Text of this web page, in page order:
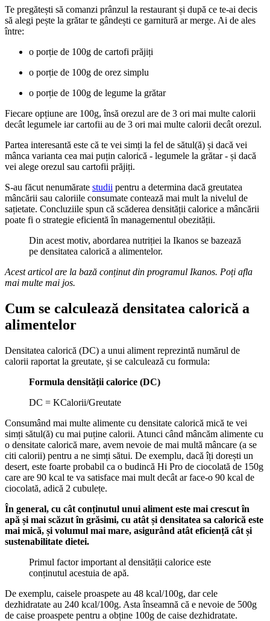
Te pregătești să comanzi prânzul la restaurant și după ce te-ai decis
să alegi pește la grătar te gândești ce garnitură ar merge. Ai de ales
între:
o porție de 100g de cartofi prăjiți
o porție de 100g de orez simplu
o porție de 100g de legume la grătar
Fiecare opțiune are 100g, însă orezul are de 3 ori mai multe calorii
decât legumele iar cartofii au de 3 ori mai multe calorii decât orezul.
Partea interesantă este că te vei simți la fel de sătul(ă) și dacă vei
mânca varianta cea mai puțin calorică - legumele la grătar - și dacă
vei alege orezul sau cartofii prăjiți.
S-au făcut nenumărate studii pentru a determina dacă greutatea
mâncării sau caloriile consumate contează mai mult la nivelul de
sațietate. Concluziile spun că scăderea densității calorice a mâncării
poate fi o strategie eficientă în managementul obezității.
Din acest motiv, abordarea nutriției la Ikanos se bazează
pe densitatea calorică a alimentelor.
Acest articol are la bază conținut din programul Ikanos. Poți afla
mai multe mai jos.
Cum se calculează densitatea calorică a
alimentelor
Densitatea calorică (DC) a unui aliment reprezintă numărul de
calorii raportat la greutate, și se calculează cu formula:
Formula densității calorice (DC)
DC = KCalorii/Greutate
Consumând mai multe alimente cu densitate calorică mică te vei
simți sătul(ă) cu mai puține calorii. Atunci când mâncăm alimente cu
o densitate calorică mare, avem nevoie de mai multă mâncare (a se
citi calorii) pentru a ne simți sătui. De exemplu, dacă îți dorești un
desert, este foarte probabil ca o budincă Hi Pro de ciocolată de 150g
care are 90 kcal te va satisface mai mult decât ar face-o 90 kcal de
ciocolată, adică 2 cubulețe.
În general, cu cât conținutul unui aliment este mai crescut în
apă și mai scăzut în grăsimi, cu atât și densitatea sa calorică este
mai mică, și volumul mai mare, asigurând atât eficiență cât și
sustenabilitate dietei.
Primul factor important al densității calorice este
conținutul acestuia de apă.
De exemplu, caisele proaspete au 48 kcal/100g, dar cele
dezhidratate au 240 kcal/100g. Asta înseamnă că e nevoie de 500g
de caise proaspete pentru a obține 100g de caise dezhidratate.